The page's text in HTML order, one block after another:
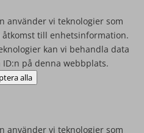
använder vi teknologier som
till enhetsinformation.
kan vi behandla data
på denna webbplats.
alla
använder vi teknologier som